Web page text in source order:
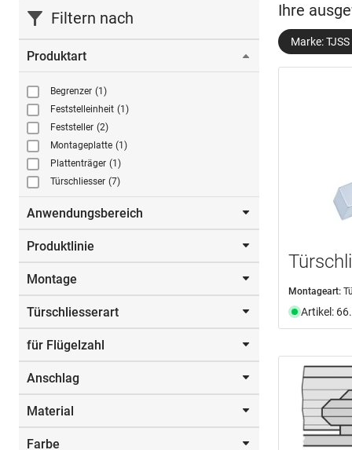
Filtern nach
Produktart
Begrenzer (1)
Feststelleinheit (1)
Feststeller (2)
Montageplatte (1)
Plattenträger (1)
Türschliesser (7)
Anwendungsbereich
Anschlagtüren
Glas (1)
Produktlinie
T 44 (4)
T 6 (4)
Montage
aufgesetzt (7)
Türschliesserart
Gestängetürschliesser
für Flügelzahl
1-flüglig
Anschlag
DIN links/rechts
Material
Aluminium
Farbe
Ihre
Marke: TJSS
Montageart:
Artikel: